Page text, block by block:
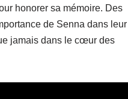
honorer sa mémoire. Des
de Senna dans leur
jamais dans le cœur des